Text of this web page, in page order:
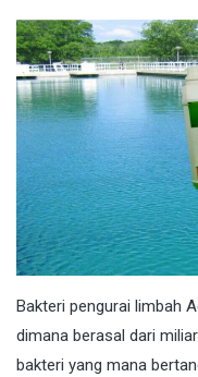
Bakteri pengurai limbah
dimana berasal dari
bakteri yang mana